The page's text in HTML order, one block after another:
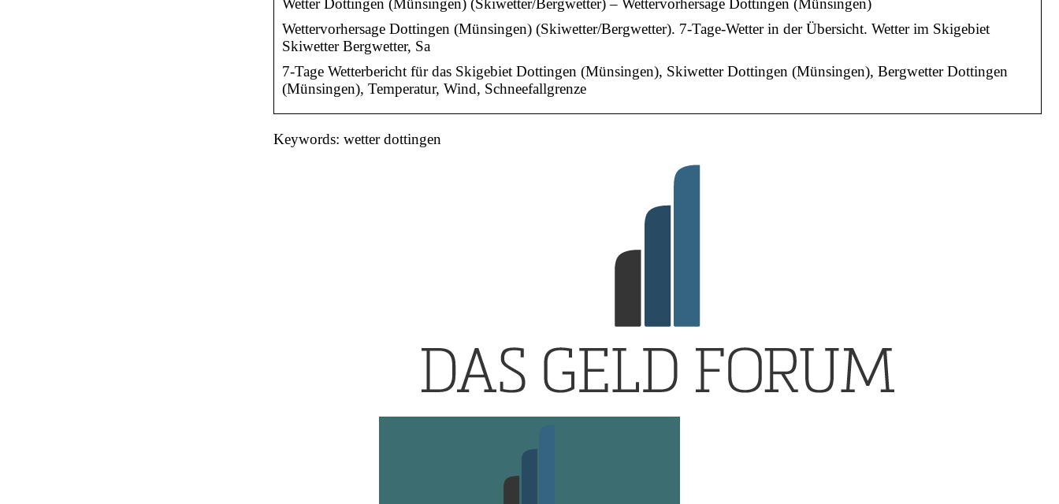
Wetter Dottingen (Münsingen) (Skiwetter/Bergwetter) – Wettervorhersage Dottingen (Münsingen)
Wettervorhersage Dottingen (Münsingen) (Skiwetter/Bergwetter). 7-Tage-Wetter in der Übersicht. Wetter im Skigebiet
Skiwetter Bergwetter, Sa
7-Tage Wetterbericht für das Skigebiet Dottingen (Münsingen), Skiwetter Dottingen (Münsingen), Bergwetter Dottingen
(Münsingen), Temperatur, Wind, Schneefallgrenze
Keywords: wetter dottingen